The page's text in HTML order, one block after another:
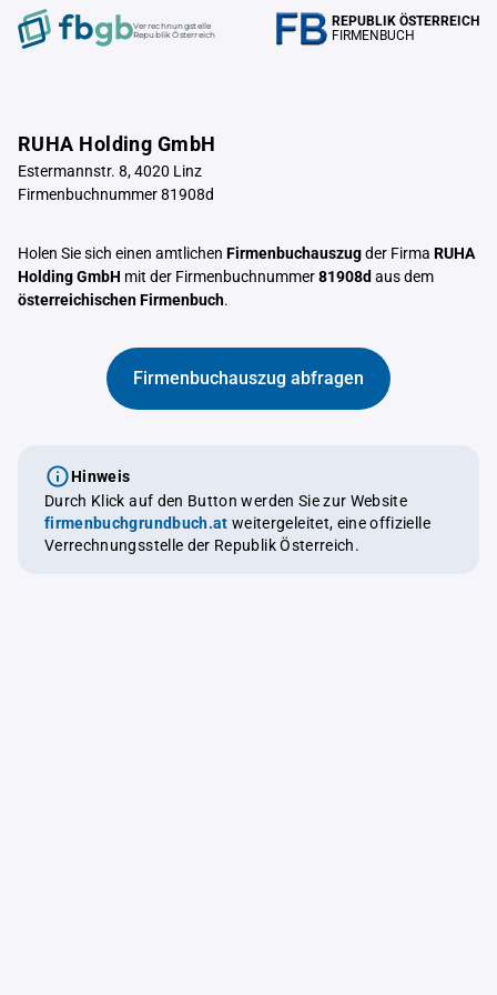
Verrechnungstelle
Republik Österreich
REPUBLIK ÖSTERREICH
FIRMENBUCH
RUHA Holding GmbH
Estermannstr. 8, 4020 Linz
Firmenbuchnummer 81908d
Holen Sie sich einen amtlichen Firmenbuchauszugder Firma RUHA
Holding GmbH mit der Firmenbuchnummer81908d aus dem
österreichischen Firmenbuch.
Firmenbuchauszug abfragen
Hinweis
Durch Klick auf den Button werden Sie zur Website
firmenbuchgrundbuch.at weitergeleitet, eine offizielle
Verrechnungsstelle der Republik Österreich.